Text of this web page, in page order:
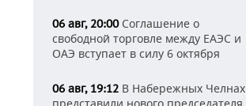
06 авг, 20:00Соглашение о
свободной торговле между ЕАЭС и
ОАЭ вступает в силу 6 октября
06 авг, 19:12 В Набережных Челнах